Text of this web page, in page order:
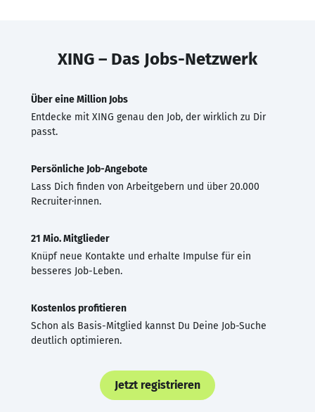
XING – Das Jobs-Netzwerk
Über eine Million Jobs
Entdecke mit XING genau den Job, der wirklich zu Dir
passt.
Persönliche Job-Angebote
Lass Dich finden von Arbeitgebern und über 20.000
Recruiter·innen.
21 Mio. Mitglieder
Knüpf neue Kontakte und erhalte Impulse für ein
besseres Job-Leben.
Kostenlos profitieren
Schon als Basis-Mitglied kannst Du Deine Job-Suche
deutlich optimieren.
Jetzt registrieren